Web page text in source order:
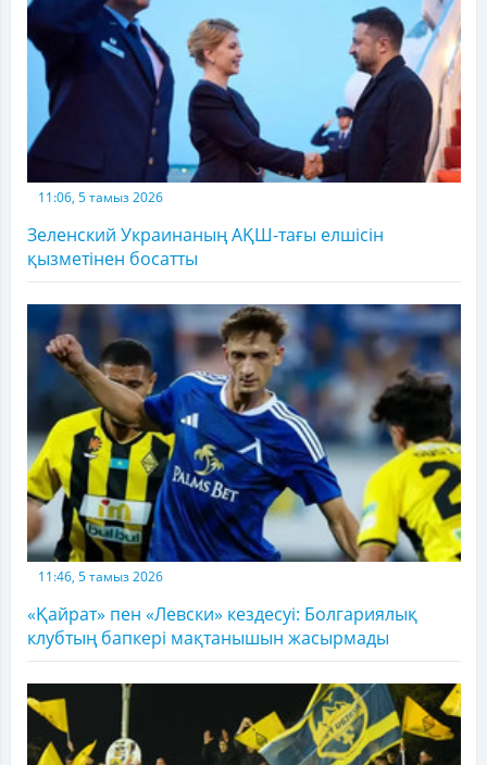
11:06, 5 тамыз 2026
Зеленский Украинаның АҚШ-тағы елшісін
қызметінен босатты
11:46, 5 тамыз 2026
«Қайрат» пен «Левски» кездесуі: Болгариялық
клубтың бапкері мақтанышын жасырмады